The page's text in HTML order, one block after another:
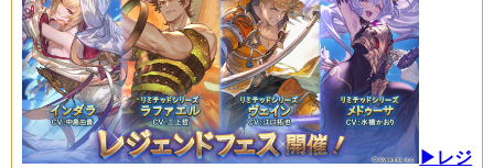
▶レジ